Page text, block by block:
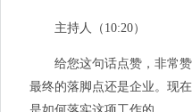
主持人（10:20）
给您这句话点赞，非常赞
最终的落脚点还是企业。现